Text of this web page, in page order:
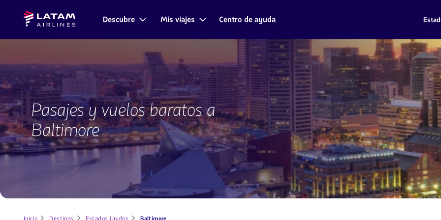
contenido
principal.
Navegación
secciones
Latam
Airlines
Descubre Mis viajes Centro de ayuda
Vuelos
a
BaltimorePasajes y vuelos baratos a
Baltimore